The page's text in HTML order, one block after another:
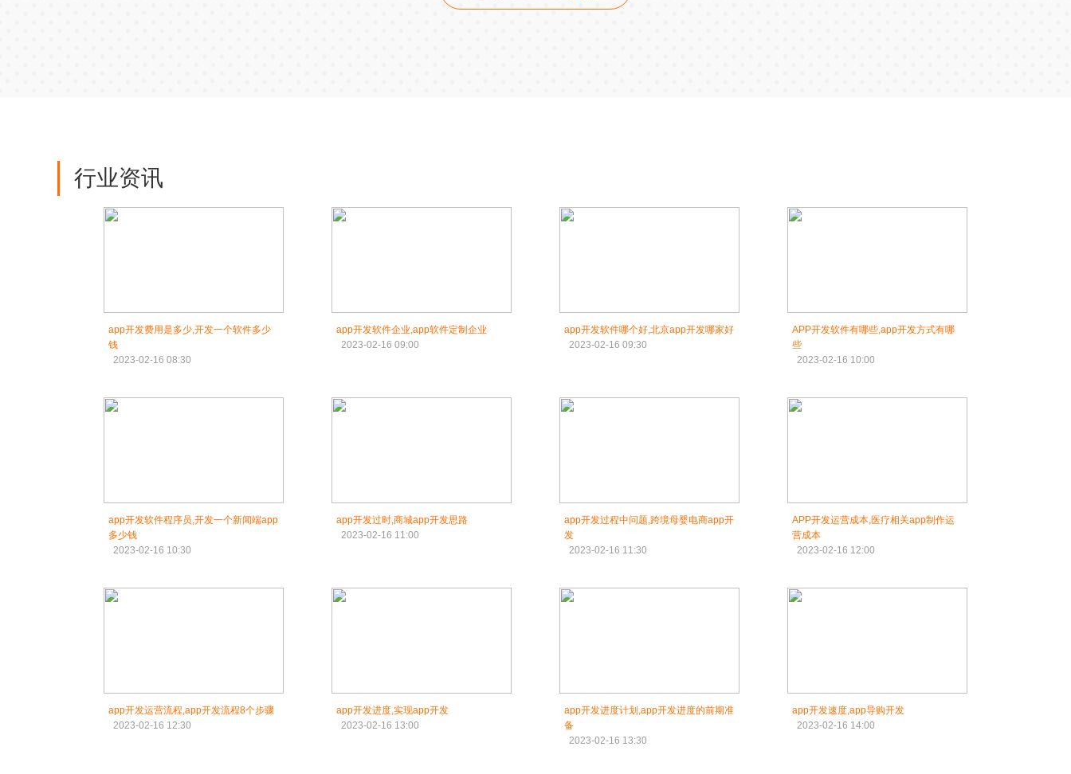
行业资讯
app开发费用是多少,开发一个软件多少
钱
2023-02-16 08:30
app开发软件企业,app软件定制企业
2023-02-16 09:00
app开发软件哪个好,北京app开发哪家好
2023-02-16 09:30
APP开发软件有哪些,app开发方式有哪
些
2023-02-16 10:00
app开发软件程序员,开发一个新闻端app
多少钱
2023-02-16 10:30
app开发过时,商城app开发思路
2023-02-16 11:00
app开发过程中问题,跨境母婴电商app开
发
2023-02-16 11:30
APP开发运营成本,医疗相关app制作运
营成本
2023-02-16 12:00
app开发运营流程,app开发流程8个步骤
2023-02-16 12:30
app开发进度,实现app开发
2023-02-16 13:00
app开发进度计划,app开发进度的前期准
备
2023-02-16 13:30
app开发速度,app导购开发
2023-02-16 14:00